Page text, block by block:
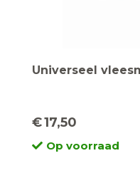
Universeel
€17,50
Op voorraad